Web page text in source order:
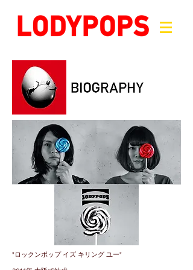
"ロックンポップ イズ キリング ユー"